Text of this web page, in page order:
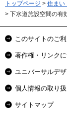
トップページ > 住まい
> 下水道施設空間の有
このサイトのご
著作権・リンク
ユニバーサルデ
個人情報の取り
サイトマップ